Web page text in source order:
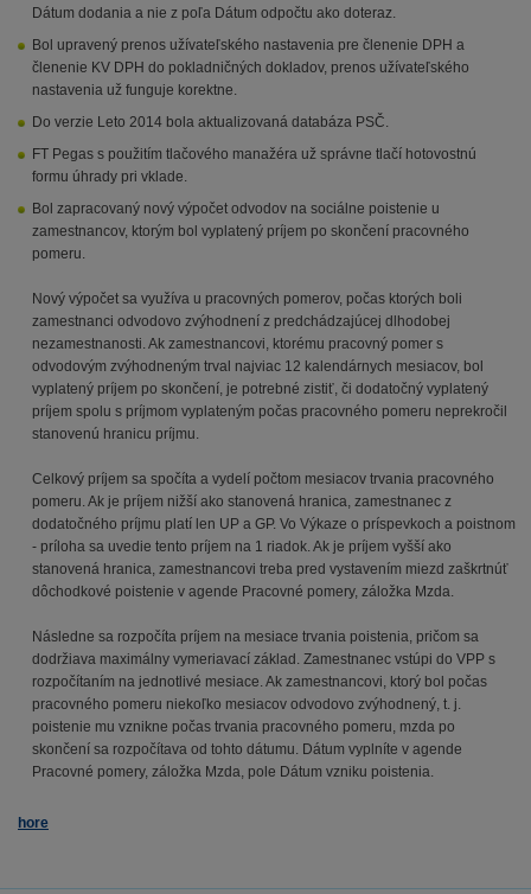
Dátum dodania a nie z poľa Dátum odpočtu ako doteraz.
Bol upravený prenos užívateľského nastavenia pre členenie DPH a
členenie KV DPH do pokladničných dokladov, prenos užívateľského
nastavenia už funguje korektne.
Do verzie Leto 2014 bola aktualizovaná databáza PSČ.
FT Pegas s použitím tlačového manažéra už správne tlačí hotovostnú
formu úhrady pri vklade.
Bol zapracovaný nový výpočet odvodov na sociálne poistenie u
zamestnancov, ktorým bol vyplatený príjem po skončení pracovného
pomeru.
Nový výpočet sa využíva u pracovných pomerov, počas ktorých boli
zamestnanci odvodovo zvýhodnení z predchádzajúcej dlhodobej
nezamestnanosti. Ak zamestnancovi, ktorému pracovný pomer s
odvodovým zvýhodneným trval najviac 12 kalendárnych mesiacov, bol
vyplatený príjem po skončení, je potrebné zistiť, či dodatočný vyplatený
príjem spolu s príjmom vyplateným počas pracovného pomeru neprekročil
stanovenú hranicu príjmu.
Celkový príjem sa spočíta a vydelí počtom mesiacov trvania pracovného
pomeru. Ak je príjem nižší ako stanovená hranica, zamestnanec z
dodatočného príjmu platí len UP a GP. Vo Výkaze o príspevkoch a poistnom
- príloha sa uvedie tento príjem na 1 riadok. Ak je príjem vyšší ako
stanovená hranica, zamestnancovi treba pred vystavením miezd zaškrtnúť
dôchodkové poistenie v agende Pracovné pomery, záložka Mzda.
Následne sa rozpočíta príjem na mesiace trvania poistenia, pričom sa
dodržiava maximálny vymeriavací základ. Zamestnanec vstúpi do VPP s
rozpočítaním na jednotlivé mesiace. Ak zamestnancovi, ktorý bol počas
pracovného pomeru niekoľko mesiacov odvodovo zvýhodnený, t. j.
poistenie mu vznikne počas trvania pracovného pomeru, mzda po
skončení sa rozpočítava od tohto dátumu. Dátum vyplníte v agende
Pracovné pomery, záložka Mzda, pole Dátum vzniku poistenia.
hore